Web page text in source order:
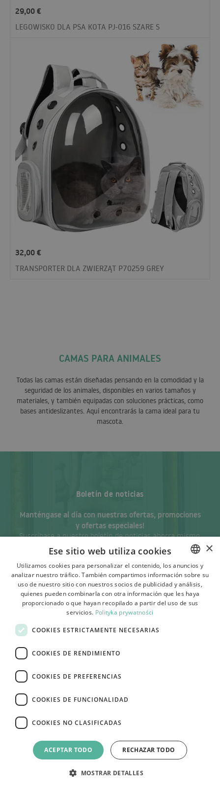
29,00€
LEGOWISKO DLA PSA KOTA PJ-016 SZARE S
32,00€
TRANSPORTER DLA ZWIERZĄT P70259 GREY
CAMAS PARA ANIMALES
Todas las camas están diseñadas pensando en la comodidad y la
seguridad de los animales, disponibles en varios tamaños y
materiales, y también equipadas con soluciones prácticas, como
bases antideslizantes. Aquí encontrarás la cama ideal para tu
mascota.
Boletín de noticias
Manténgase al día con nuestras ofertas, promociones
y ofertas especiales!
Suscríbase a nuestro boletín de noticias ahorra mismo.
PEDIR EL BOLETÍN DE NOTICIAS
Envío
Pago
Contacto
POLISH
BULGARIAN
HUNGARIAN
ENGLISH
×
Ese sitio web utiliza cookies
Utilizamos cookies para personalizar el contenido, los anuncios y
analizar nuestro tráfico. También compartimos información sobre su
uso de nuestro sitio con nuestros socios de publicidad y análisis,
quienes pueden combinarla con otra información que les haya
proporcionado o que hayan recopilado a partir del uso de sus
servicios. Polityka prywatności
COOKIES ESTRICTAMENTE NECESARIAS
COOKIES DE RENDIMIENTO
COOKIES DE PREFERENCIAS
COOKIES DE FUNCIONALIDAD
COOKIES NO CLASIFICADAS
ACEPTAR TODO RECHAZAR TODO
MOSTRAR DETALLES